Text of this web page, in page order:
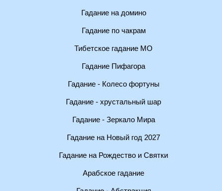
Гадание на домино
Гадание по чакрам
Тибетское гадание МО
Гадание Пифагора
Гадание - Колесо фортуны
Гадание - хрустальный шар
Гадание - Зеркало Мира
Гадание на Новый год 2027
Гадание на Рождество и Святки
Арабское гадание